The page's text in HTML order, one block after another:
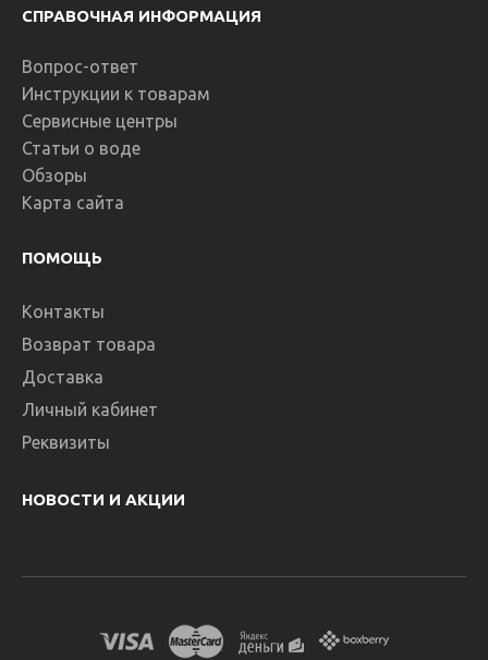
Автоматический привод Resideo Braukmann
(Honeywell) Z74S-AN
СПРАВОЧНАЯ ИНФОРМАЦИЯ
Вопрос-ответ
Инструкции к товарам
Сервисные центры
Статьи о воде
Обзоры
Карта сайта
ПОМОЩЬ
Контакты
Возврат товара
Доставка
Личный кабинет
Реквизиты
НОВОСТИ И АКЦИИ